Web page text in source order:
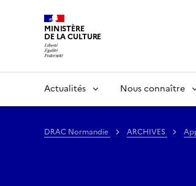
MINISTÈRE
DE LA CULTURE
Actualités Nous connaître
DRAC Normandie ARCHIVES